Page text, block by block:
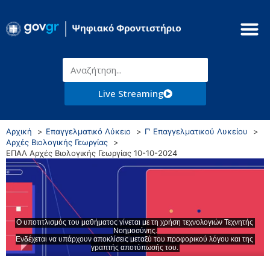
Live Streaming
Αρχική Επαγγελματικό Λύκειο
Γ' Επαγγελματικού Λυκείου
Αρχές Βιολογικής Γεωργίας
ΕΠΑΛ Αρχές Βιολογικής Γεωργίας 10-10-2024